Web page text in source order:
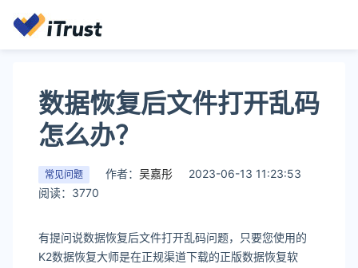
数据恢复后文件打开乱码
怎么办？
常见问题 作者： 吴嘉彤
2023-06-13 11:23:53
阅读：3770
有提问说数据恢复后文件打开乱码问题，只要您使用的
K2数据恢复大师是在正规渠道下载的正版数据恢复软